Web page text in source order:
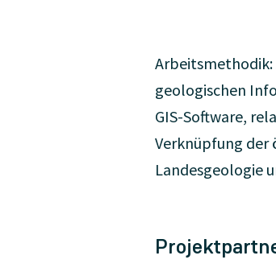
Arbeitsmethodik:
geologischen
GIS-Software,
Verknüpfung der
Landesgeologie